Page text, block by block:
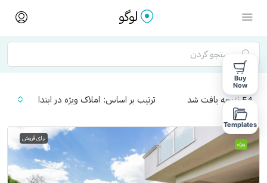
54نتیجه یافت شد ترتیب بر اساس: املاک ویژه در ابتدا
ویژه
برای فروش
Buy
Now
Templates